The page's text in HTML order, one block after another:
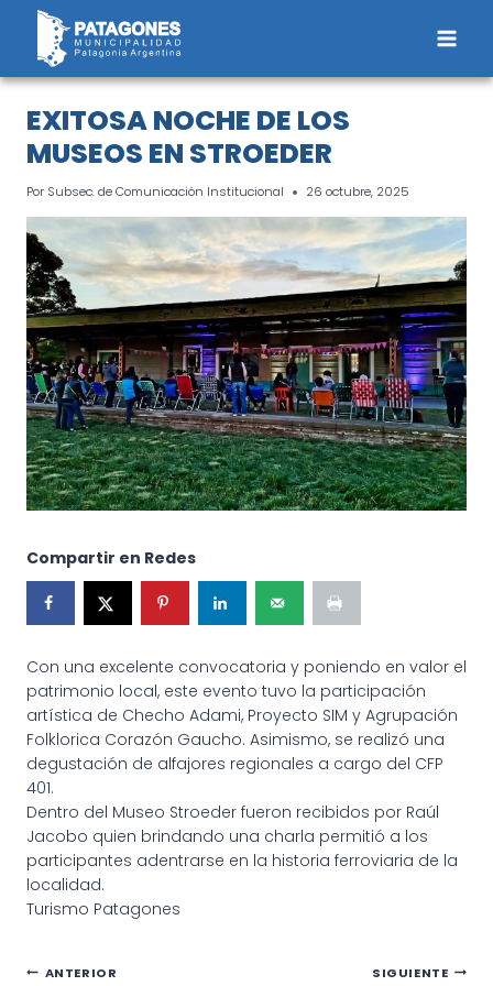
Saltar
contenido
EXITOSA NOCHE DE LOS
MUSEOS EN STROEDER
Por Subsec. de Comunicación Institucional 26 octubre, 2025
Compartir en Redes
Con una excelente convocatoria y poniendo en valor el
patrimonio local, este evento tuvo la participación
artística de Checho Adami, Proyecto SIM y Agrupación
Folklorica Corazón Gaucho. Asimismo, se realizó una
degustación de alfajores regionales a cargo del CFP
401.
Dentro del Museo Stroeder fueron recibidos por Raúl
Jacobo quien brindando una charla permitió a los
participantes adentrarse en la historia ferroviaria de la
localidad.
Turismo Patagones
ANTERIOR SIGUIENTE